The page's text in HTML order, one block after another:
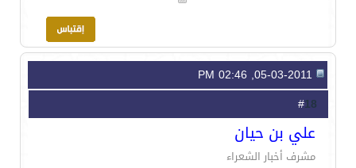
18
علي بن حيان
مشرف أخبار الشعراء